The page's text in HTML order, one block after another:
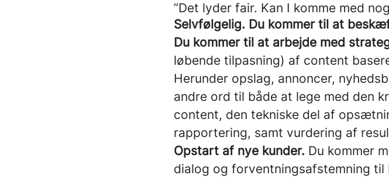
”Det lyder fair. Kan I komme med
Selvfølgelig. Du kommer til at
Du kommer til at arbejde med
løbende tilpasning) af content
Herunder opslag, annoncer,
andre ord til både at lege med den
content, den tekniske del af
rapportering, samt vurdering af
Opstart af nye kunder. Du kommer
dialog og forventningsafstemning